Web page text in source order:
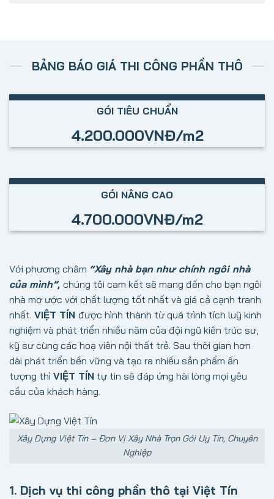
BẢNG BÁO GIÁ THI CÔNG PHẦN THÔ
GÓI TIÊU CHUẨN
4.200.000VNĐ/m2
GÓI NÂNG CAO
4.700.000VNĐ/m2
Với phương châm “Xây nhà bạn như chính ngôi nhà
của mình”, chúng tôi cam kết sẽ mang đến cho bạn ngôi
nhà mơ ước với chất lượng tốt nhất và giá cả cạnh tranh
nhất. VIỆT TÍN được hình thành từ quá trình tích luỹ kinh
nghiệm và phát triển nhiều năm của đội ngũ kiến trúc sư,
kỹ sư cùng các hoạ viên nội thất trẻ. Sau thời gian hơn
dài phát triển bền vững và tạo ra nhiều sản phẩm ấn
tượng thì VIỆT TÍN tự tin sẽ đáp ứng hài lòng mọi yêu
cầu của khách hàng.
Xây Dựng Việt Tín – Đơn Vị Xây Nhà Trọn Gói Uy Tín, Chuyên
Nghiệp
1. Dịch vụ thi công phần thô tại Việt Tín